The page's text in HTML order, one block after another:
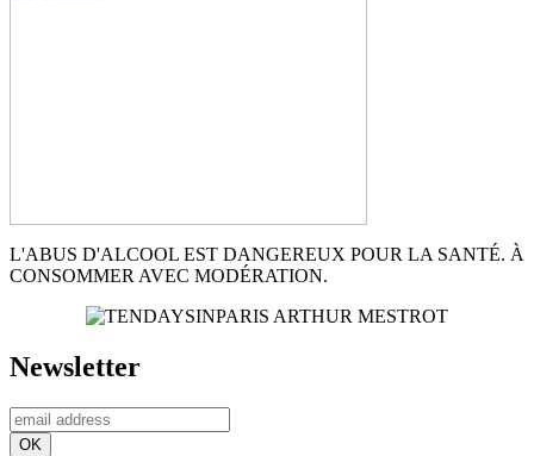
L'ABUS D'ALCOOL EST DANGEREUX POUR LA SANTÉ. À
CONSOMMER AVEC MODÉRATION.
Newsletter